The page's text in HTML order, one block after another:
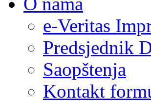
e-Veritas
Predsjednik
Saopštenja
Kontakt